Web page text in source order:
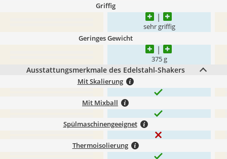
Griffig
sehr griffig
Geringes Gewicht
375 g
Ausstattungsmerkmale des Edelstahl-Shakers
Mit Skalierung
Mit Mixball
Spülmaschinengeeignet
Thermoisolierung